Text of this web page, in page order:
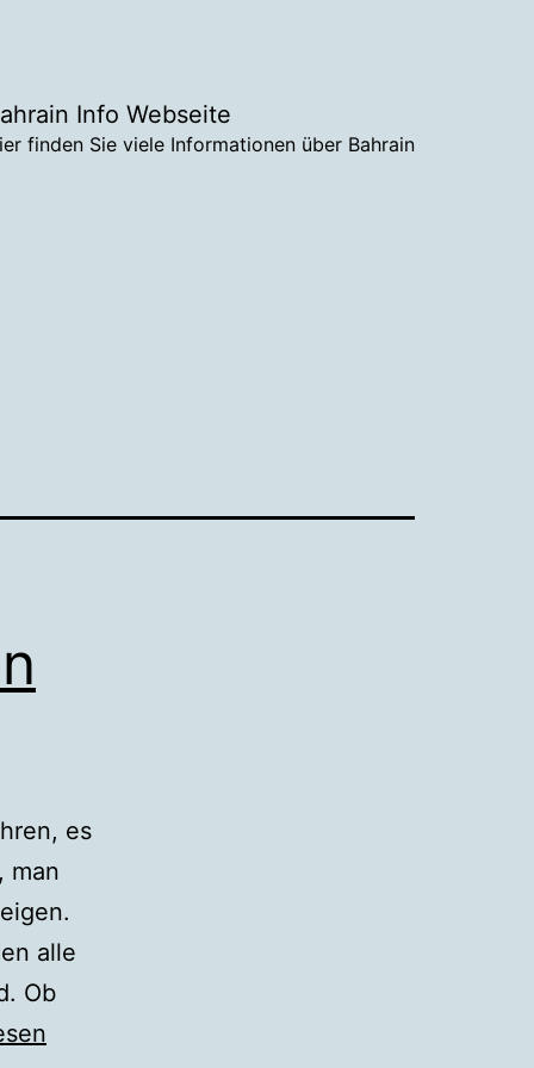
Info Webseite
finden Sie viele Informationen über Bahrain
es
man
alle
Ob